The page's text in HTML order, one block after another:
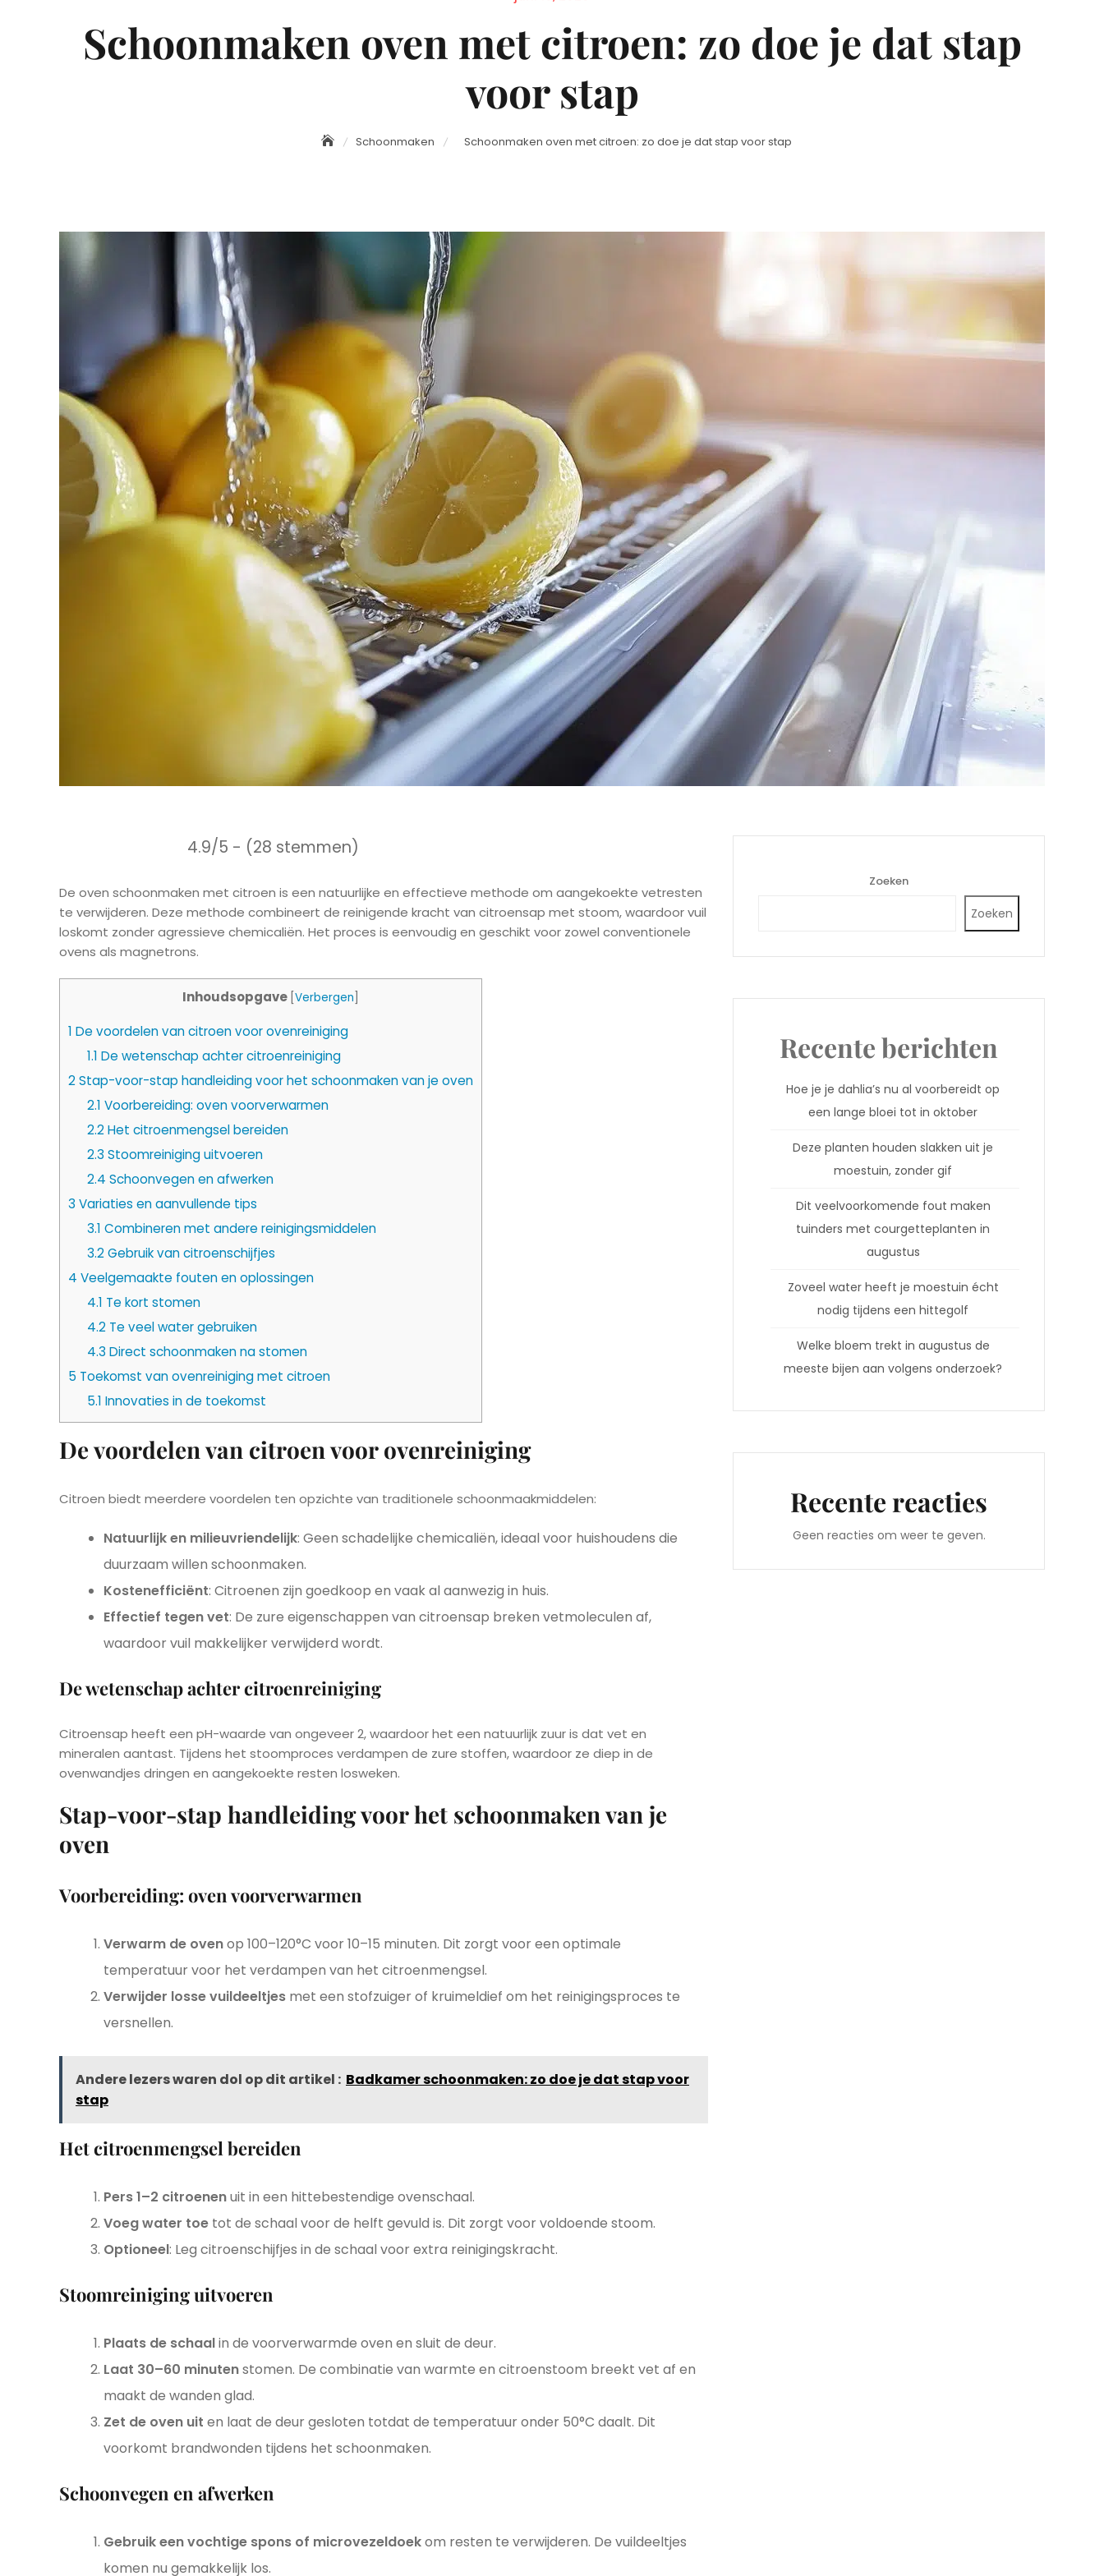
Schoonmaken oven met citroen: zo doe je dat stap
voor stap
Schoonmaken Schoonmaken oven met citroen: zo doe je dat stap voor stap
4.9/5 - (28 stemmen)
De oven schoonmaken met citroen is een natuurlijke en effectieve methode om aangekoekte vetresten
te verwijderen. Deze methode combineert de reinigende kracht van citroensap met stoom, waardoor vuil
loskomt zonder agressieve chemicaliën. Het proces is eenvoudig en geschikt voor zowel conventionele
ovens als magnetrons.
Inhoudsopgave Verbergen
1 De voordelen van citroen voor ovenreiniging
1.1 De wetenschap achter citroenreiniging
2Stap-voor-stap handleiding voor het schoonmaken van je oven
2.1 Voorbereiding: oven voorverwarmen
2.2Het citroenmengsel bereiden
2.3 Stoomreiniging uitvoeren
2.4 Schoonvegen en afwerken
3 Variaties en aanvullende tips
3.1 Combineren met andere reinigingsmiddelen
3.2Gebruik van citroenschijfjes
4 Veelgemaakte fouten en oplossingen
4.1 Te kort stomen
4.2Te veel water gebruiken
4.3 Direct schoonmaken na stomen
5 Toekomst van ovenreiniging met citroen
5.1 Innovaties in de toekomst
De voordelen van citroen voor ovenreiniging
Citroen biedt meerdere voordelen ten opzichte van traditionele schoonmaakmiddelen:
Natuurlijk en milieuvriendelijk: Geen schadelijke chemicaliën, ideaal voor huishoudens die
duurzaam willen schoonmaken.
Kostenefficiënt: Citroenen zijn goedkoop en vaak al aanwezig in huis.
Effectief tegen vet: De zure eigenschappen van citroensap breken vetmoleculen af,
waardoor vuil makkelijker verwijderd wordt.
De wetenschap achter citroenreiniging
Citroensap heeft een pH-waarde van ongeveer 2, waardoor het een natuurlijk zuur is dat vet en
mineralen aantast. Tijdens het stoomproces verdampen de zure stoffen, waardoor ze diep in de
ovenwandjes dringen en aangekoekte resten losweken.
Stap-voor-stap handleiding voor het schoonmaken van je
oven
Voorbereiding: oven voorverwarmen
Verwarm de ovenop 100–120°C voor 10–15 minuten. Dit zorgt voor een optimale
temperatuur voor het verdampen van het citroenmengsel.
Verwijder losse vuildeeltjes met een stofzuiger of kruimeldief om het reinigingsproces te
versnellen.
Andere lezers waren dol op dit artikel : Badkamer schoonmaken: zo doe je dat stap voor
stap
Het citroenmengsel bereiden
Pers 1–2 citroenenuit in een hittebestendige ovenschaal.
Voeg water toe tot de schaal voor de helft gevuld is. Dit zorgt voor voldoende stoom.
Optioneel: Leg citroenschijfjes in de schaal voor extra reinigingskracht.
Stoomreiniging uitvoeren
Plaats de schaalin de voorverwarmde oven en sluit de deur.
Laat 30–60 minutenstomen. De combinatie van warmte en citroenstoom breekt vet af en
maakt de wanden glad.
Zet de oven uit en laat de deur gesloten totdat de temperatuur onder 50°C daalt. Dit
voorkomt brandwonden tijdens het schoonmaken.
Schoonvegen en afwerken
Gebruik een vochtige spons of microvezeldoekom resten te verwijderen. De vuildeeltjes
komen nu gemakkelijk los.
Zoeken
Zoeken
Recente berichten
Hoe je je dahlia’s nu al voorbereidt op
een lange bloei tot in oktober
Deze planten houden slakken uit je
moestuin, zonder gif
Dit veelvoorkomende fout maken
tuinders met courgetteplanten in
augustus
Zoveel water heeft je moestuin écht
nodig tijdens een hittegolf
Welke bloem trekt in augustus de
meeste bijen aan volgens onderzoek?
Recente reacties
Geen reacties om weer te geven.